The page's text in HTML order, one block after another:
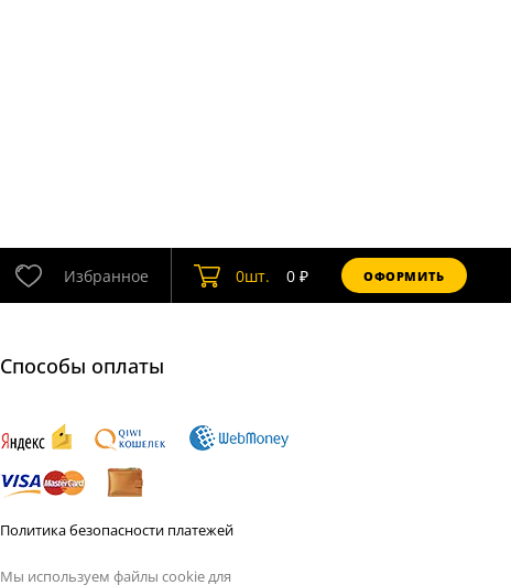
Избранное 0шт. 0₽ ОФОРМИТЬ
Способы оплаты
Политика безопасности платежей
Мы используем файлы cookie для